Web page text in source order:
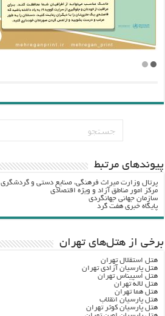
پيوندهاي مرتبط
پرتال وزارت ميراث فرهنگي، صنایع دستی و گردشگري
مرکز امور مناطق آزاد و ویژه اقتصادی
سازمان جهانی جهانگردی
پایگاه خبری هفت گرد
برخی از هتل‌های تهران
هتل استقلال تهران
هتل پارسیان آزادی تهران
هتل اسپیناس تهران
هتل لاله تهران
هتل هما تهران
هتل پارسیان انقلاب
هتل پارسیان کوثر تهران